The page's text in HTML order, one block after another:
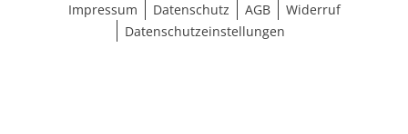
Impressum
Datenschutz AGB
Widerruf
Datenschutzeinstellungen